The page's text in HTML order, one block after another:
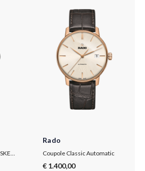
ANATOM AUTOMATIC SKELETON
Rado
Coupole Classic Automatic
€ 1.400,00